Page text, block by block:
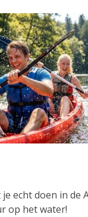
echt doen in de
op het water!